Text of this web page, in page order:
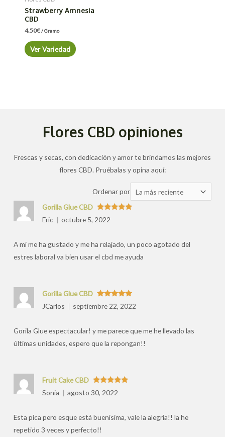
Strawberry Amnesia
CBD
4.50€/ Gramo
Ver Variedad
Flores CBD opiniones
Frescas y secas, con dedicación y amor te brindamos las mejores
flores CBD. Pruébalas y opina aquí:
Ordenar por Ordenar
las
Valorado
con
Gorilla Glue CBD
Eric
octubre 5, 2022
A mi me ha gustado y me ha relajado, un poco agotado del
estres laboral va bien usar el cbd me ayuda
Valorado
con5de 5
Gorilla Glue CBD
JCarlos
septiembre 22, 2022
Gorila Glue espectacular! y me parece que me he llevado las
últimas unidades, espero que la repongan!!
Valorado
con5de 5
Fruit Cake CBD
Sonia
agosto 30, 2022
Esta pica pero esque está buenisima, vale la alegria!! la he
repetido 3 veces y perfecto!!